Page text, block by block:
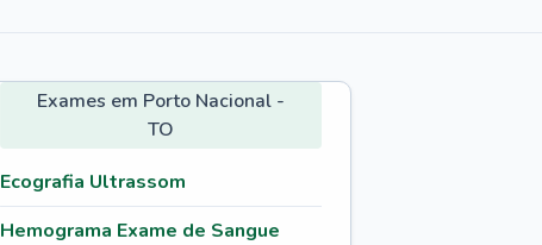
Exames em Porto Nacional -
TO
Ecografia Ultrassom
Hemograma Exame de Sangue